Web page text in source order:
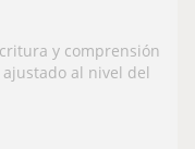
y comprensión
al nivel del